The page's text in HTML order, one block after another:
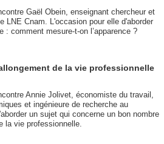
Gaël Obein, enseignant chercheur et
LNE Cnam. L'occasion pour elle d'aborder
: comment mesure-t-on l’apparence ?
de la vie professionnelle
Annie Jolivet, économiste du travail,
et ingénieure de recherche au
un sujet qui concerne un bon nombre
la vie professionnelle.